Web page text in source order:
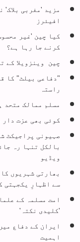
مزید 'مغربی
افیئرز
کیا چین 'غیر
کرنے جا رہا ہے؟
چین وینزویلا کے
"دفاعی بیلٹ" کا
راستہ
مسلم ممالک متحد
کوئی بھی عزت
صہیونی پراجیکٹ
بالکل تنہا رہ
ویڈیو
بھارتی شہریوں
سے اظہارِ یکجہتی
امت مسلمہ کے
'کلیدی نکتہ'
ایران کے دفاع
اہمیت